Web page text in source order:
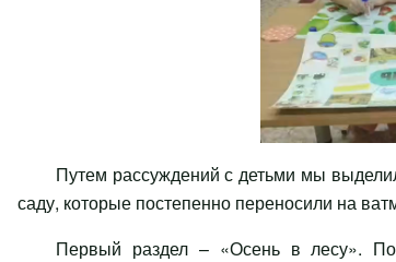
Путем рассуждений с детьми мы
саду, которые постепенно переносили на
Первый раздел – «Осень в лесу».